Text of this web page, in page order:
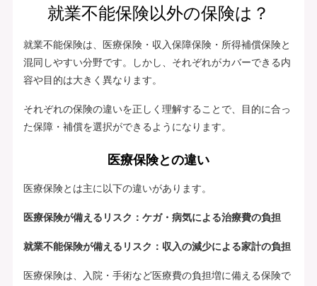
就業不能保険以外の保険は？
就業不能保険は、医療保険・収入保障保険・所得補償保険と
混同しやすい分野です。しかし、それぞれがカバーできる内
容や目的は大きく異なります。
それぞれの保険の違いを正しく理解することで、目的に合っ
た保障・補償を選択ができるようになります。
医療保険との違い
医療保険とは主に以下の違いがあります。
医療保険が備えるリスク：ケガ・病気による治療費の負担
就業不能保険が備えるリスク：収入の減少による家計の負担
医療保険は、入院・手術など医療費の負担増に備える保険で